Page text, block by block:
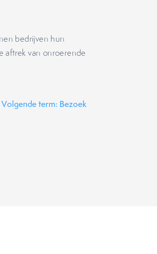
bedrijven hun
aftrek van onroerende
Volgende term: Bezoek